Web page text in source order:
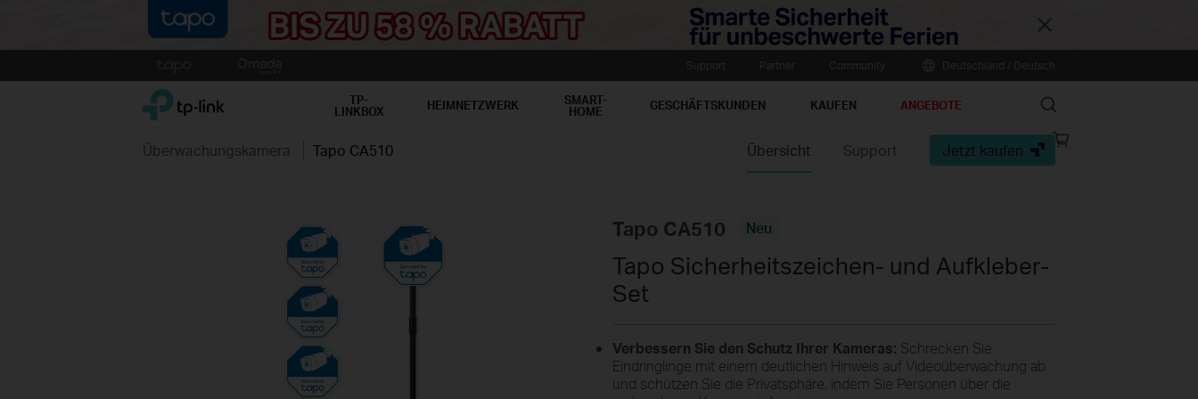
Close
to
TP-Link, Reliably Smart TP-
LINKBOX HEIMNETZWERK SMART-
HOME GESCHÄFTSKUNDEN KAUFEN ANGEBOTE Search
Online
Überwachungskamera Tapo CA510 Übersicht Support Jetzt kaufen
Tapo CA510 Neu
Tapo Sicherheitszeichen- und Aufkleber-
Set
Verbessern Sie den Schutz Ihrer Kameras: Schrecken Sie
Eindringlinge mit einem deutlichen Hinweis auf Videoüberwachung ab
und schützen Sie die Privatsphäre, indem Sie Personen über die